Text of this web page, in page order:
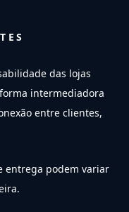
das lojas
intermediadora
entre clientes,
entrega podem variar